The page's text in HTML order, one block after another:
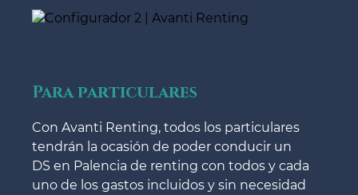
Para particulares
Con Avanti Renting, todos los particulares
tendrán la ocasión de poder conducir un
DS en Palencia de renting con todos y cada
uno de los gastos incluidos y sin necesidad